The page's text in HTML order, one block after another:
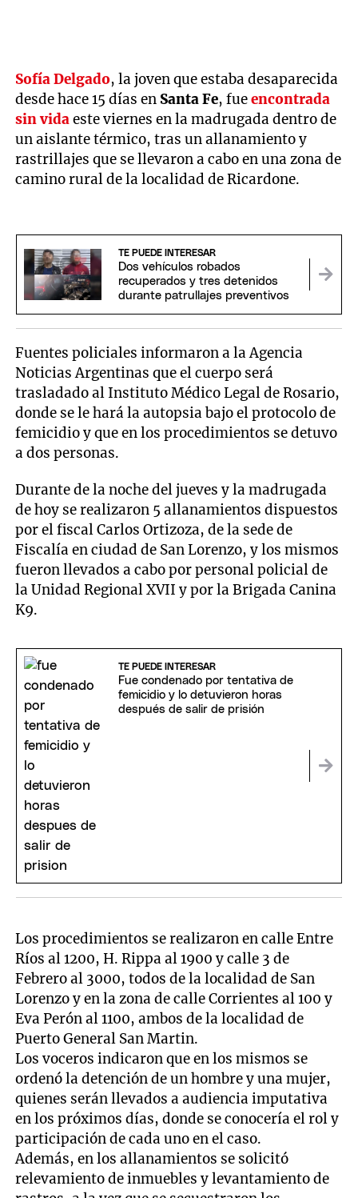
Sofía Delgado, la joven que estaba desaparecida
desde hace 15 días en Santa Fe, fueencontrada
sin vidaeste viernes en la madrugada dentro de
un aislante térmico, tras un allanamiento y
rastrillajes que se llevaron a cabo en una zona de
camino rural de la localidad de Ricardone.
TE PUEDE INTERESAR
Dos vehículos robados
recuperados y tres detenidos
durante patrullajes preventivos
Fuentes policiales informaron a la Agencia
Noticias Argentinas que el cuerpo será
trasladado al Instituto Médico Legal de Rosario,
donde se le hará la autopsia bajo el protocolo de
femicidio y que en los procedimientos se detuvo
a dos personas.
Durante de la noche del jueves y la madrugada
de hoy se realizaron 5 allanamientos dispuestos
por el fiscal Carlos Ortizoza, de la sede de
Fiscalía en ciudad de San Lorenzo, y los mismos
fueron llevados a cabo por personal policial de
la Unidad Regional XVII y por la Brigada Canina
K9.
TE PUEDE INTERESAR
Fue condenado por tentativa de
femicidio y lo detuvieron horas
después de salir de prisión
Los procedimientos se realizaron en calle Entre
Ríos al 1200, H. Rippa al 1900 y calle 3 de
Febrero al 3000, todos de la localidad de San
Lorenzo y en la zona de calle Corrientes al 100 y
Eva Perón al 1100, ambos de la localidad de
Puerto General San Martin.
Los voceros indicaron que en los mismos se
ordenó la detención de un hombre y una mujer,
quienes serán llevados a audiencia imputativa
en los próximos días, donde se conocería el rol y
participación de cada uno en el caso.
Además, en los allanamientos se solicitó
relevamiento de inmuebles y levantamiento de